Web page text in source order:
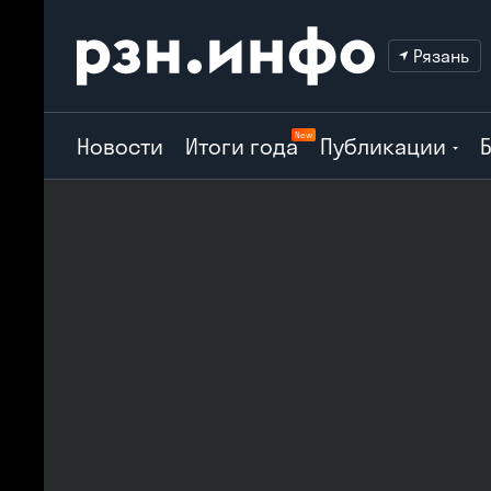
Рязань
Новости Итоги годаNew Публикации